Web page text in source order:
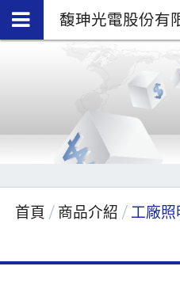
馥珅光電股份有
首頁 商品介紹 工廠照